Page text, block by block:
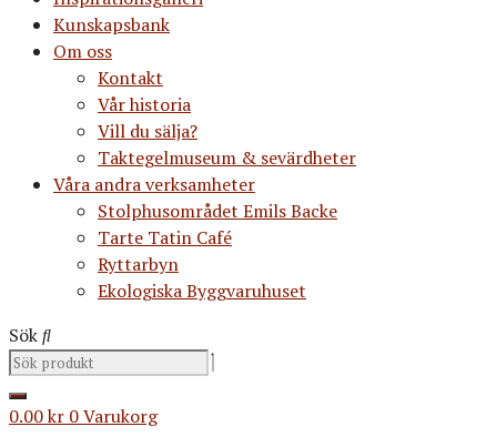
Kunskapsbank
Om oss
Kontakt
Vår historia
Vill du sälja?
Taktegelmuseum & sevärdheter
Våra andra verksamheter
Stolphusområdet Emils Backe
Tarte Tatin Café
Ryttarbyn
Ekologiska Byggvaruhuset
Sök
0.00kr 0Varukorg